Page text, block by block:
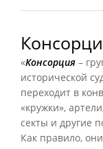
«Консорция –
исторической
переходит в
«кружки»,
секты и другие
Как правило,